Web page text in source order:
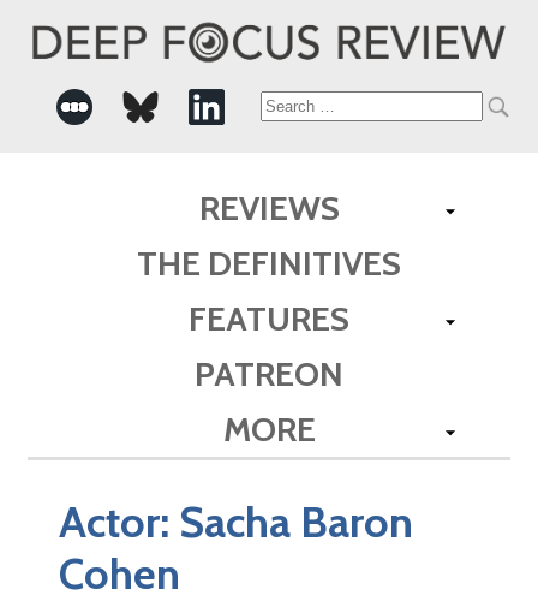
Search
REVIEWS
THE DEFINITIVES
FEATURES
PATREON
MORE
Actor: Sacha Baron
Cohen